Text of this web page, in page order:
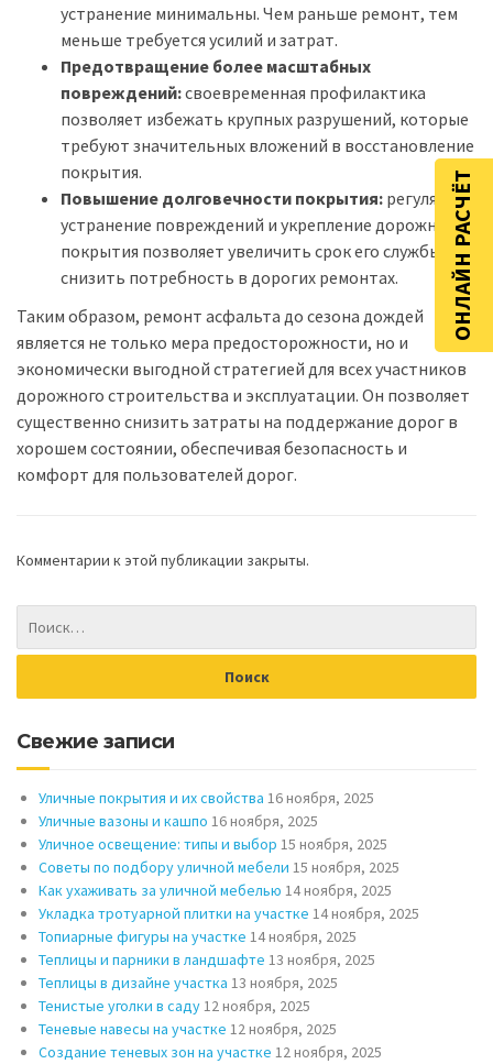
устранение минимальны. Чем раньше ремонт, тем
меньше требуется усилий и затрат.
Предотвращение более масштабных
повреждений:своевременная профилактика
позволяет избежать крупных разрушений, которые
требуют значительных вложений в восстановление
покрытия.
Повышение долговечности покрытия: регулярное
устранение повреждений и укрепление дорожного
покрытия позволяет увеличить срок его службы и
снизить потребность в дорогих ремонтах.
Таким образом, ремонт асфальта до сезона дождей
является не только мера предосторожности, но и
экономически выгодной стратегией для всех участников
дорожного строительства и эксплуатации. Он позволяет
существенно снизить затраты на поддержание дорог в
хорошем состоянии, обеспечивая безопасность и
комфорт для пользователей дорог.
Комментарии к этой публикации закрыты.
Свежие записи
Уличные покрытия и их свойства 16 ноября, 2025
Уличные вазоны и кашпо 16 ноября, 2025
Уличное освещение: типы и выбор 15 ноября, 2025
Советы по подбору уличной мебели 15 ноября, 2025
Как ухаживать за уличной мебелью 14 ноября, 2025
Укладка тротуарной плитки на участке 14 ноября, 2025
Топиарные фигуры на участке 14 ноября, 2025
Теплицы и парники в ландшафте 13 ноября, 2025
Теплицы в дизайне участка 13 ноября, 2025
Тенистые уголки в саду12 ноября, 2025
Теневые навесы на участке 12 ноября, 2025
Создание теневых зон на участке 12 ноября, 2025
ОНЛАЙН РАСЧЁТ